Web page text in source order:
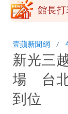
萬安：
館長
公布
「琵
真相曝
壹蘋新聞網
新光三
場 台北
到位